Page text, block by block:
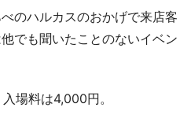
のハルカスのおかげで来店客
でも聞いたことのないイベン
入場料は4,000円。